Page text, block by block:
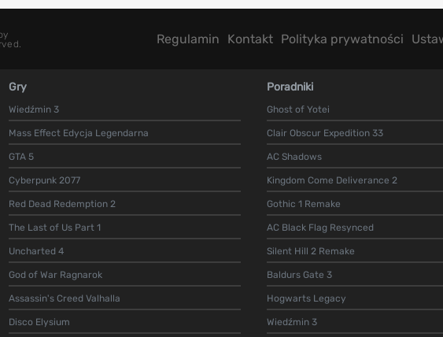
Regulamin Kontakt Polityka prywatności
Gry
Wiedźmin 3
Mass Effect Edycja Legendarna
GTA 5
Cyberpunk 2077
Red Dead Redemption 2
The Last of Us Part 1
Uncharted 4
God of War Ragnarok
Assassin's Creed Valhalla
Disco Elysium
Poradniki
Ghost of Yotei
Clair Obscur Expedition 33
AC Shadows
Kingdom Come Deliverance 2
Gothic 1 Remake
AC Black Flag Resynced
Silent Hill 2 Remake
Baldurs Gate 3
Hogwarts Legacy
Wiedźmin 3